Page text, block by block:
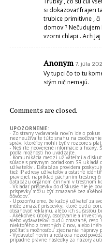
si dokazovať frajeri
trubice primitívne ,
domov ?
vzorni chlapi . Ach
Anonym 7. júla
Vy tupci čo to tu
stým nič nemajú.
Comments are closed.
UPOZORNENIE:
- Zo strany vydavateľa novín ide o
nezneužívajte túto snahu na
správ, ktoré by mohli byť v rozpore s
- Nešírte neoverené informácie a
podľa možnosti ho uvádzajte.
- Komunikácia medzi užívateľmi a
súlade s právnym poriadkom SR ukladá
užívateľov . Databáza providera
tiež IP adresy užívateľov a ostatné
pravidiel, napríklad páchaním trestnej
databázu orgánom činným v trestnom
- Vkladať príspevky do diskusie nie je
príspevky môžu byť zmazané bez
dôvodov.
- Upozorňujeme, že každý užívateľ za
môže zmazať príspevky, ktoré budú
obsahovať reklamu, alebo ich súčasťou
- Akékoľvek útoky, osočovanie a
alebo vydavateľovi budú zmazané,
niektorého z trestných činov, alebo
počítať s možnosťou zjednania nápravy
- Vydavateľ novín a redakcia
prípadné právne následky za názory